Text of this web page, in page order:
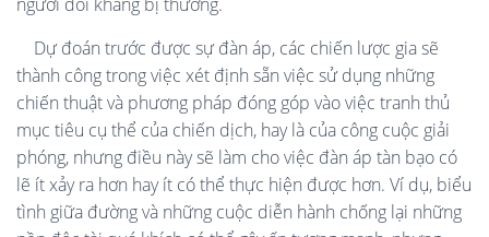
Dự đoán trước được sự đàn áp, các chiến lược gia sẽ
thành công trong việc xét định sẵn việc sử dụng những
chiến thuật và phương pháp đóng góp vào việc tranh thủ
mục tiêu cụ thể của chiến dịch, hay là của công cuộc giải
phóng, nhưng điều này sẽ làm cho việc đàn áp tàn bạo có
lẽ ít xảy ra hơn hay ít có thể thực hiện được hơn. Ví dụ, biểu
tình giữa đường và những cuộc diễn hành chống lại những